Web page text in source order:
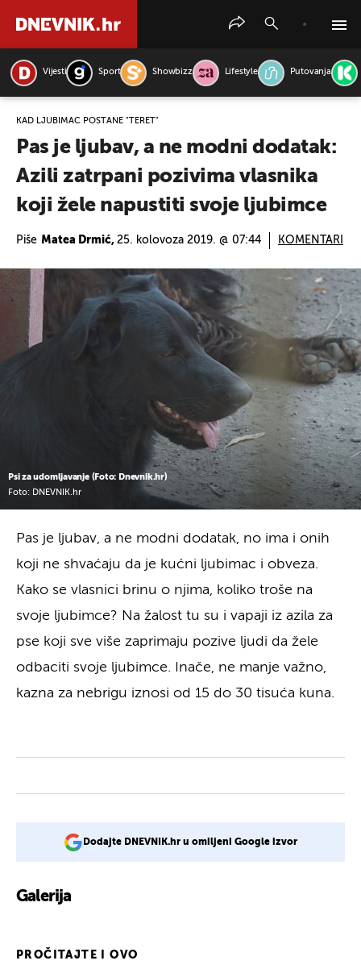
Vijesti Sport Showbizz Lifestyle Putovanja
KAD LJUBIMAC POSTANE "TERET"
Pas je ljubav, a ne modni dodatak:
Azili zatrpani pozivima vlasnika
koji žele napustiti svoje ljubimce
Piše Matea Drmić, 25. kolovoza 2019. @ 07:44 KOMENTARI
Psi za udomljavanje (Foto: Dnevnik.hr)
Foto: DNEVNIK.hr
Pas je ljubav, a ne modni dodatak, no ima i onih
koji ne shvaćaju da je kućni ljubimac i obveza.
Kako se vlasnici brinu o njima, koliko troše na
svoje ljubimce? Na žalost tu su i vapaji iz azila za
pse koji sve više zaprimaju pozive ljudi da žele
odbaciti svoje ljubimce. Inače, ne manje važno,
kazna za nebrigu iznosi od 15 do 30 tisuća kuna.
Dodajte DNEVNIK.hr u omiljeni Google izvor
Galerija
PROČITAJTE I OVO
PRETRAŽITE VIJESTI